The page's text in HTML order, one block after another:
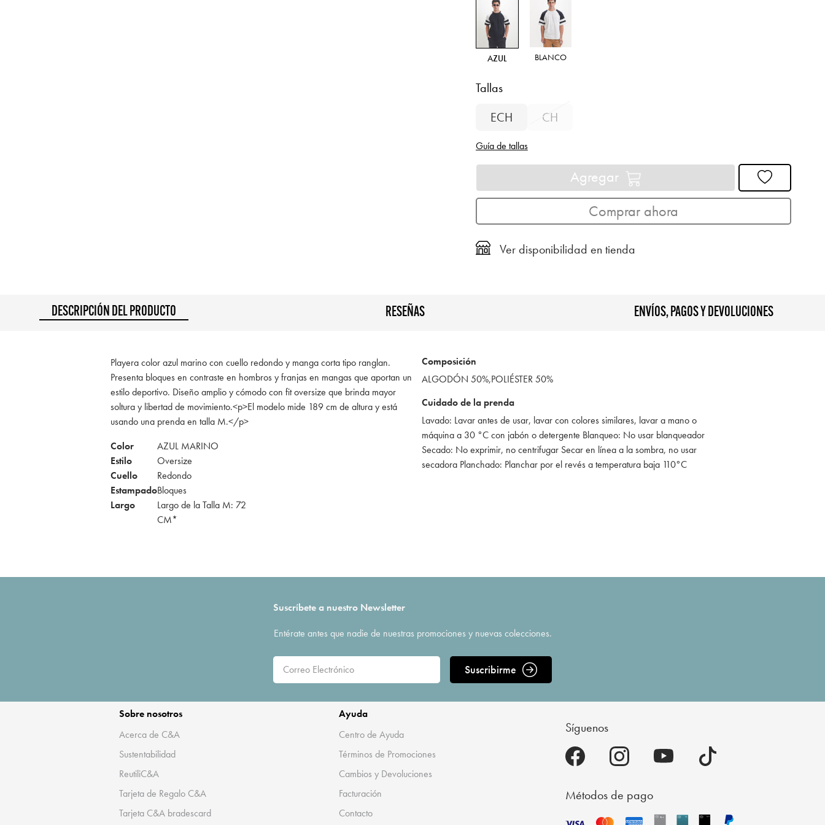
AZUL BLANCO
Tallas
ECH
CH
Guía de tallas
Agregar
Comprar ahora
Ver disponibilidad en tienda
DESCRIPCIÓN DEL PRODUCTO RESEÑAS ENVÍOS, PAGOS Y DEVOLUCIONES
Playera color azul marino con cuello redondo y manga corta tipo ranglan.
Presenta bloques en contraste en hombros y franjas en mangas que aportan un
estilo deportivo. Diseño amplio y cómodo con fit oversize que brinda mayor
soltura y libertad de movimiento.<p>El modelo mide 189 cm de altura y está
usando una prenda en talla M.</p>
Color
AZUL MARINO
Estilo
Oversize
Cuello
Redondo
EstampadoBloques
Largo
Largo de la Talla M: 72
CM*
Composición
ALGODÓN 50%,POLIÉSTER 50%
Cuidado de la prenda
Lavado: Lavar antes de usar, lavar con colores similares, lavar a mano o
máquina a 30 °C con jabón o detergente Blanqueo: No usar blanqueador
Secado: No exprimir, no centrifugar Secar en línea a la sombra, no usar
secadora Planchado: Planchar por el revés a temperatura baja 110°C
Suscríbete a nuestro Newsletter
Entérate antes que nadie de nuestras promociones y nuevas colecciones.
Suscribirme
Sobre nosotros
Acerca de C&A
Sustentabilidad
ReutiliC&A
Tarjeta de Regalo C&A
Tarjeta C&A bradescard
Ayuda
Centro de Ayuda
Términos de Promociones
Cambios y Devoluciones
Facturación
Contacto
Síguenos
Métodos de pago